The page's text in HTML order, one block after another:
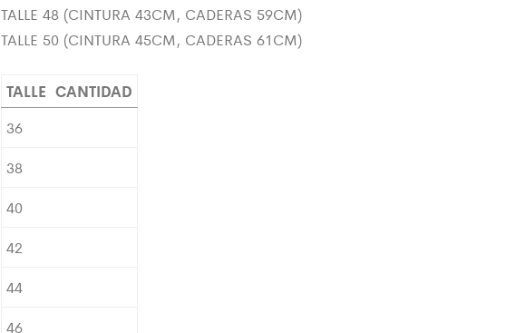
TALLE 48 (CINTURA 43CM, CADERAS 59CM)
TALLE 50 (CINTURA 45CM, CADERAS 61CM)
TALLE CANTIDAD
36
38
40
42
44
46